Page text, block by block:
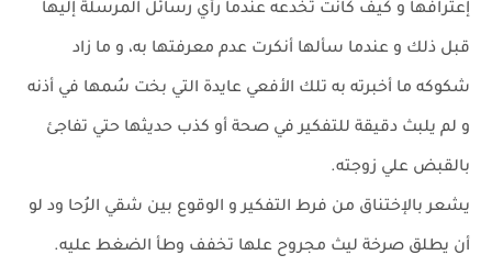
إعترافها و كيف كانت تخدعه عندما رأي رسائل المرسلة إليها
قبل ذلك و عندما سألها أنكرت عدم معرفتها به، و ما زاد
شكوكه ما أخبرته به تلك الأفعي عايدة التي بخت سُمها في أذنه
و لم يلبث دقيقة للتفكير في صحة أو كذب حديثها حتي تفاجئ
بالقبض علي زوجته.
يشعر بالإختناق من فرط التفكير و الوقوع بين شقي الرُحا ود لو
أن يطلق صرخة ليث مجروح علها تخفف وطأ الضغط عليه.